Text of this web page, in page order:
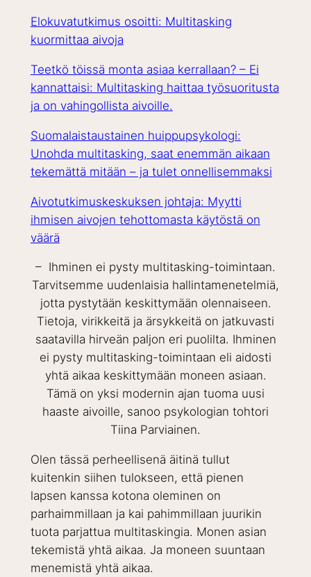
Elokuvatutkimus osoitti: Multitasking
kuormittaa aivoja
Teetkö töissä monta asiaa kerrallaan? – Ei
kannattaisi: Multitasking haittaa työsuoritusta
ja on vahingollista aivoille.
Suomalaistaustainen huippupsykologi:
Unohda multitasking, saat enemmän aikaan
tekemättä mitään – ja tulet onnellisemmaksi
Aivotutkimuskeskuksen johtaja: Myytti
ihmisen aivojen tehottomasta käytöstä on
väärä
– Ihminen ei pysty multitasking-toimintaan.
Tarvitsemme uudenlaisia hallintamenetelmiä,
jotta pystytään keskittymään olennaiseen.
Tietoja, virikkeitä ja ärsykkeitä on jatkuvasti
saatavilla hirveän paljon eri puolilta. Ihminen
ei pysty multitasking-toimintaan eli aidosti
yhtä aikaa keskittymään moneen asiaan.
Tämä on yksi modernin ajan tuoma uusi
haaste aivoille, sanoo psykologian tohtori
Tiina Parviainen.
Olen tässä perheellisenä äitinä tullut
kuitenkin siihen tulokseen, että pienen
lapsen kanssa kotona oleminen on
parhaimmillaan ja kai pahimmillaan juurikin
tuota parjattua multitaskingia. Monen asian
tekemistä yhtä aikaa. Ja moneen suuntaan
menemistä yhtä aikaa.